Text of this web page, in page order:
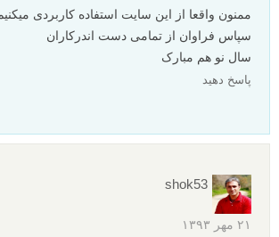
ممنون واقعا از این سایت استفاده کاربردی
سپاس فراوان از تمامی دست اندرکاران
سال نو هم مبارک
پاسخ دهید
shok53
۲۱ مهر ۱۳۹۳